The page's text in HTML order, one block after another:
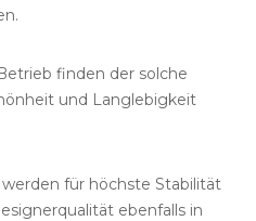
finden der solche
und Langlebigkeit
für höchste Stabilität
ebenfalls in